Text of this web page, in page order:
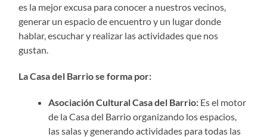
es la mejor excusa para conocer a nuestros vecinos,
generar un espacio de encuentro y un lugar donde
hablar, escuchar y realizar las actividades que nos
gustan.
La Casa del Barrio se forma por:
Asociación Cultural Casa del Barrio: Es el motor
de la Casa del Barrio organizando los espacios,
las salas y generando actividades para todas las